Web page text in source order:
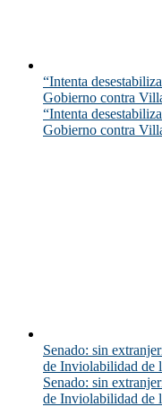
“Intenta
Gobierno contra
“Intenta
Gobierno contra
Senado: sin
de Inviolabilidad de
Senado: sin
de Inviolabilidad de